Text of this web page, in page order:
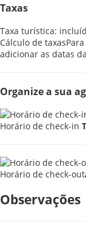
Taxas
Taxa turística:
Cálculo de taxas
adicionar as datas
Organize a sua
Horário de check-in
Horário de check-out
Observações